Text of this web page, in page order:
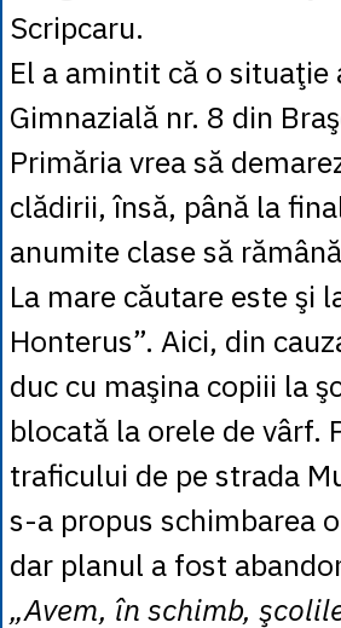
Scripcaru.
El a amintit că o situaţie
Gimnazială nr. 8 din
Primăria vrea să
clădirii, însă, până la
anumite clase să
La mare căutare este şi
Honterus”. Aici, din
duc cu maşina copiii la
blocată la orele de vârf.
traficului de pe strada
s-a propus schimbarea
dar planul a fost
„Avem, în schimb,